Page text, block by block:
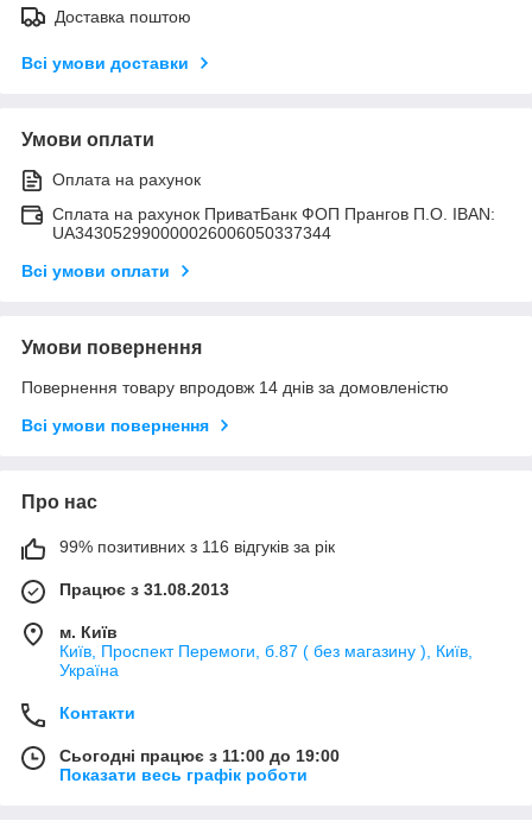
Доставка поштою
Всі умови доставки
Умови оплати
Оплата на рахунок
Сплата на рахунок ПриватБанк ФОП Прангов П.О. IBAN:
UA343052990000026006050337344
Всі умови оплати
Умови повернення
Повернення товару впродовж 14 днів за домовленістю
Всі умови повернення
Про нас
99% позитивних з 116 відгуків за рік
Працює з 31.08.2013
м. Київ
Київ, Проспект Перемоги, б.87 ( без магазину ), Київ,
Україна
Контакти
Сьогодні працює з 11:00 до 19:00
Показати весь графік роботи